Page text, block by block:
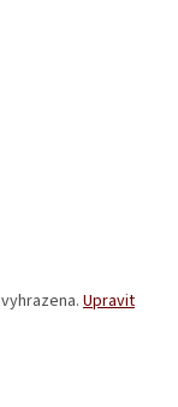
Upravit